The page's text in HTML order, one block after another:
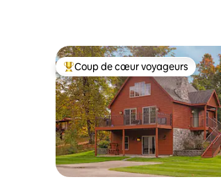
Coups de cœur voyageurs les
Coup de cœur voyageurs